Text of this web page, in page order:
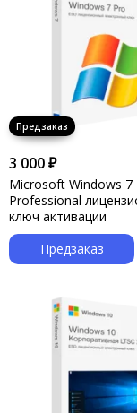
3 000 ₽
Microsoft Windows 7
Professional
ключ активации
Предзаказ